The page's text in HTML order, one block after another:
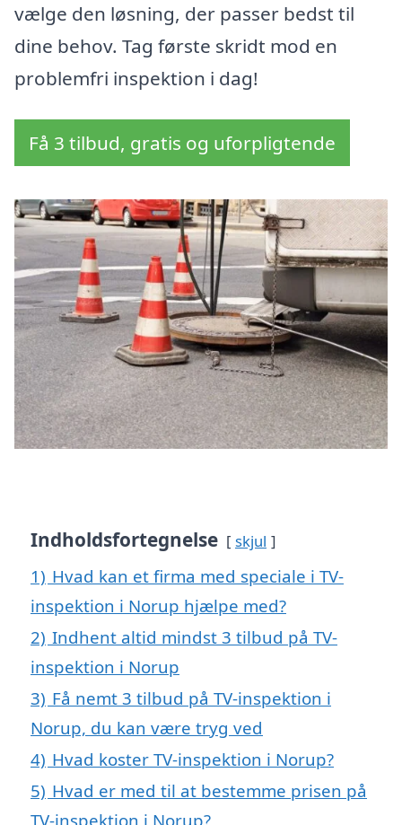
vælge den løsning, der passer bedst til
dine behov. Tag første skridt mod en
problemfri inspektion i dag!
Få 3 tilbud, gratis og uforpligtende
Indholdsfortegnelse skjul
1) Hvad kan et firma med speciale i TV-
inspektion i Norup hjælpe med?
2) Indhent altid mindst 3 tilbud på TV-
inspektion i Norup
3) Få nemt 3 tilbud på TV-inspektion i
Norup, du kan være tryg ved
4) Hvad koster TV-inspektion i Norup?
5) Hvad er med til at bestemme prisen på
TV-inspektion i Norup?